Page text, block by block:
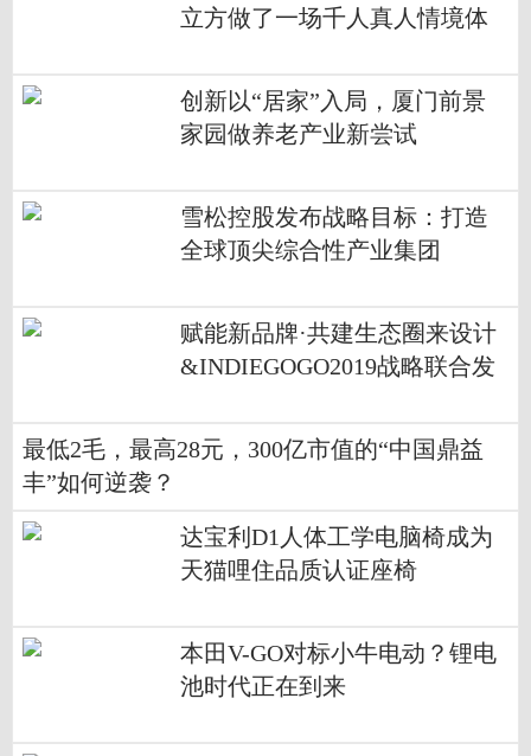
立方做了一场千人真人情境体
创新以“居家”入局，厦门前景
家园做养老产业新尝试
雪松控股发布战略目标：打造
全球顶尖综合性产业集团
赋能新品牌·共建生态圈来设计
&INDIEGOGO2019战略联合发
最低2毛，最高28元，300亿市值的“中国鼎益
丰”如何逆袭？
达宝利D1人体工学电脑椅成为
天猫哩住品质认证座椅
本田V-GO对标小牛电动？锂电
池时代正在到来